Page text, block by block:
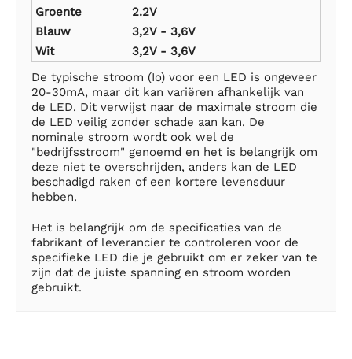
Groente
2.2V
Blauw
3,2V - 3,6V
Wit
3,2V - 3,6V
De typische stroom (Io) voor een LED is ongeveer
20-30mA, maar dit kan variëren afhankelijk van
de LED. Dit verwijst naar de maximale stroom die
de LED veilig zonder schade aan kan. De
nominale stroom wordt ook wel de
"bedrijfsstroom" genoemd en het is belangrijk om
deze niet te overschrijden, anders kan de LED
beschadigd raken of een kortere levensduur
hebben.
Het is belangrijk om de specificaties van de
fabrikant of leverancier te controleren voor de
specifieke LED die je gebruikt om er zeker van te
zijn dat de juiste spanning en stroom worden
gebruikt.